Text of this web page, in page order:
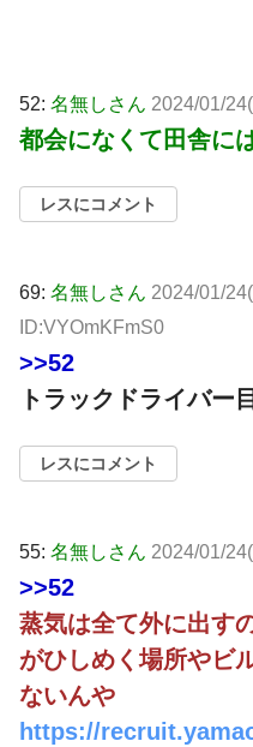
52: 名無しさん 2024/01/
都会になくて田舎に
レスにコメント
69: 名無しさん 2024/01/
ID:VYOmKFmS0
>>52
トラックドライバー
レスにコメント
55: 名無しさん 2024/01/
>>52
蒸気は全て外に出す
がひしめく場所やビ
ないんや
https://